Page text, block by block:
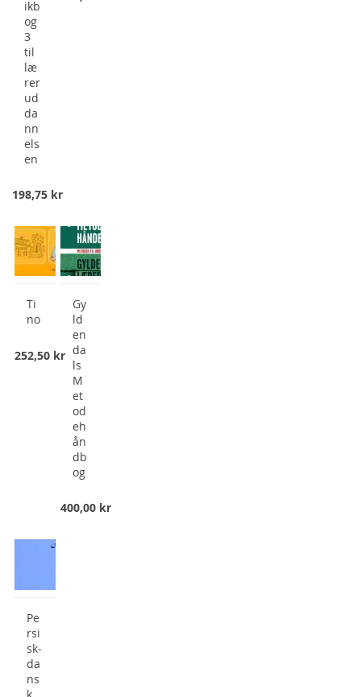
ikb
og
3
til
læ
rer
ud
da
nn
els
en
198,75 kr
Ti
no
252,50 kr
Gy
ld
en
da
ls
M
et
od
eh
ån
db
og
400,00 kr
Pe
rsi
sk-
da
ns